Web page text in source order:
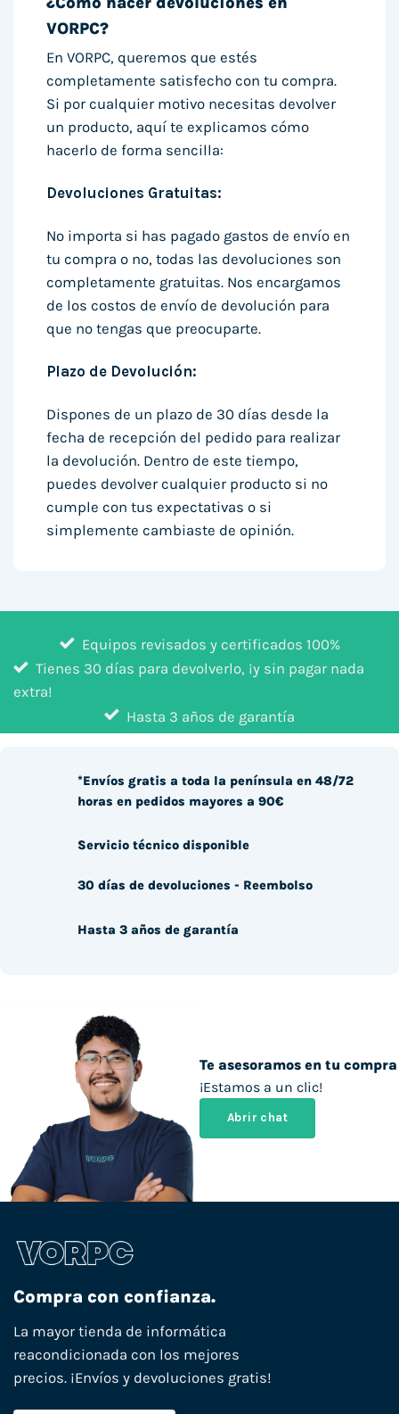
VORPC?
En VORPC, queremos que estés
completamente satisfecho con tu compra.
Si por cualquier motivo necesitas devolver
un producto, aquí te explicamos cómo
hacerlo de forma sencilla:
Devoluciones Gratuitas:
No importa si has pagado gastos de envío en
tu compra o no, todas las devoluciones son
completamente gratuitas. Nos encargamos
de los costos de envío de devolución para
que no tengas que preocuparte.
Plazo de Devolución:
Dispones de un plazo de 30 días desde la
fecha de recepción del pedido para realizar
la devolución. Dentro de este tiempo,
puedes devolver cualquier producto si no
cumple con tus expectativas o si
simplemente cambiaste de opinión.
Equipos revisados y certificados 100%
Tienes 30 días para devolverlo, ¡y sin pagar nada
extra!
Hasta 3 años de garantía
Te asesoramos en tu compra
¡Estamos a un clic!
Abrir chat
*Envíos gratis a toda la península en 48/72
horas en pedidos mayores a 90€
Servicio técnico disponible
30 días de devoluciones - Reembolso
Hasta 3 años de garantía
Compra con confianza.
La mayor tienda de informática
reacondicionada con los mejores
precios. ¡Envíos y devoluciones gratis!